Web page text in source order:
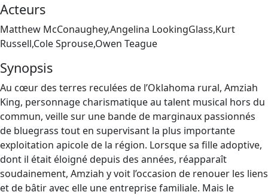
Acteurs
Matthew McConaughey,Angelina LookingGlass,Kurt
Russell,Cole Sprouse,Owen Teague
Synopsis
Au cœur des terres reculées de l’Oklahoma rural, Amziah
King, personnage charismatique au talent musical hors du
commun, veille sur une bande de marginaux passionnés
de bluegrass tout en supervisant la plus importante
exploitation apicole de la région. Lorsque sa fille adoptive,
dont il était éloigné depuis des années, réapparaît
soudainement, Amziah y voit l’occasion de renouer les liens
et de bâtir avec elle une entreprise familiale. Mais le